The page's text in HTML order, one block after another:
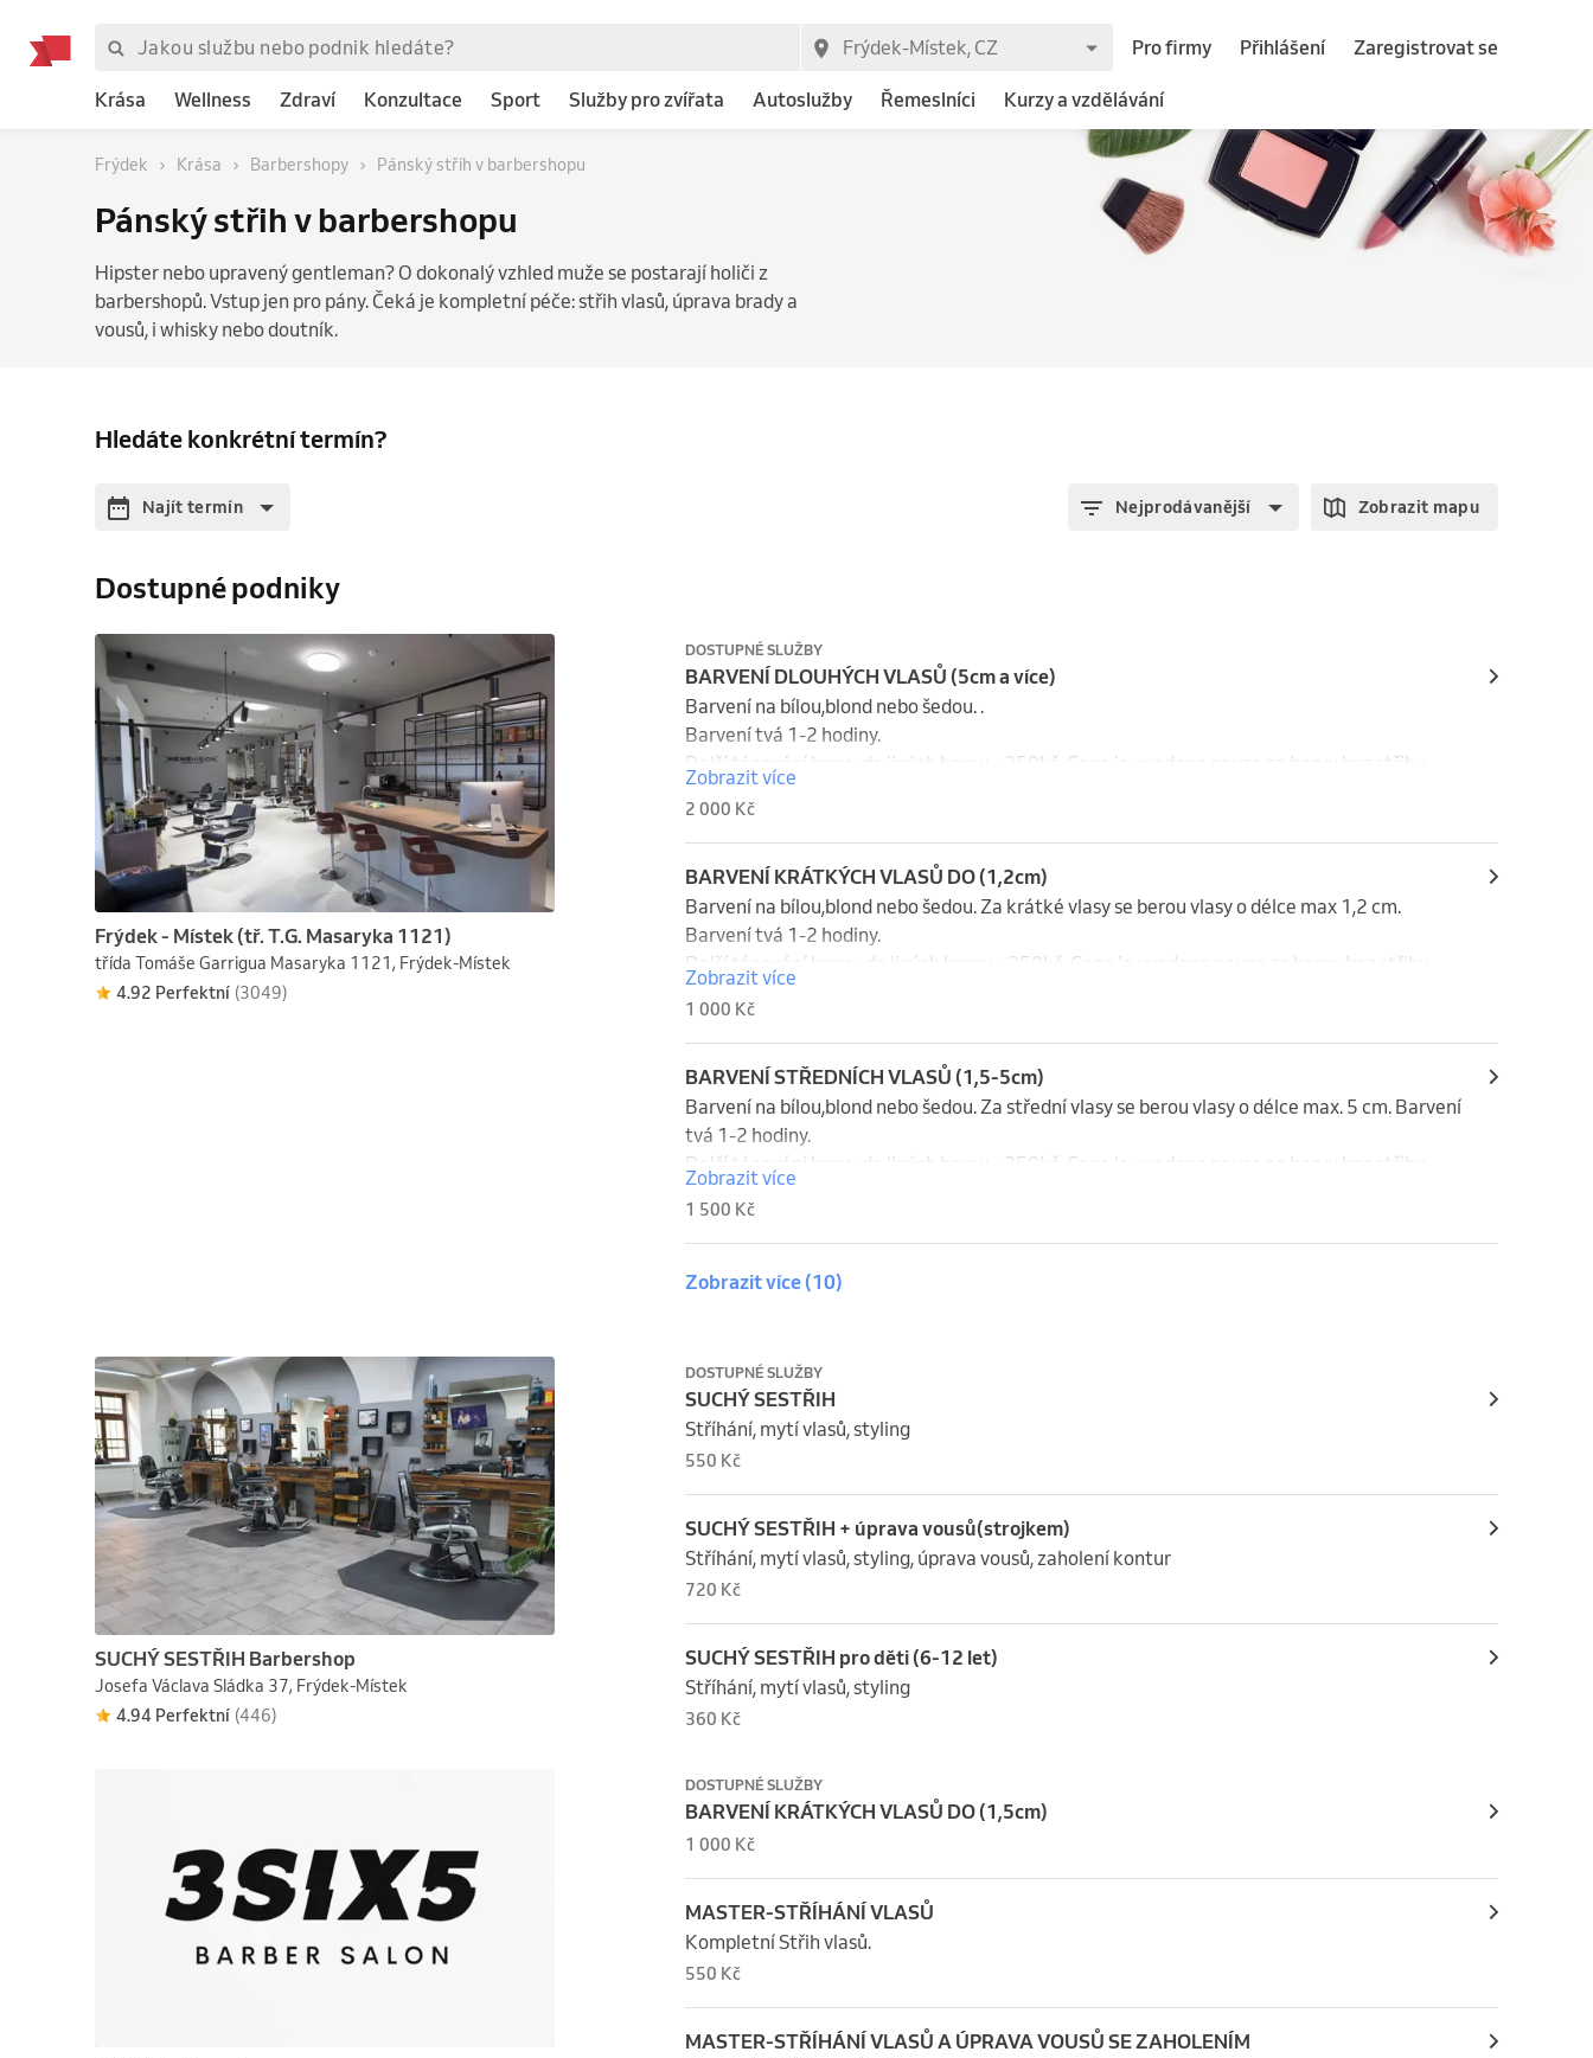
Pro firmy Přihlášení Zaregistrovat se
Krása Wellness Zdraví Konzultace Sport Služby pro zvířata Autoslužby Řemeslníci Kurzy a vzdělávání
Frýdek Krása Barbershopy Pánský střih v barbershopu
Pánský střih v barbershopu
Hipster nebo upravený gentleman? O dokonalý vzhled muže se postarají holiči z
barbershopů. Vstup jen pro pány. Čeká je kompletní péče: střih vlasů, úprava brady a
vousů, i whisky nebo doutník.
Hledáte konkrétní termín?
Najít termín Nejprodávanější Zobrazit mapu
Dostupné podniky
Frýdek - Místek (tř. T.G. Masaryka 1121)
třída Tomáše Garrigua Masaryka 1121, Frýdek-Místek
4.92 Perfektní (3049)
DOSTUPNÉ SLUŽBY
BARVENÍ DLOUHÝCH VLASŮ (5cm a více)
Barvení na bílou,blond nebo šedou. .
Barvení tvá 1-2 hodiny.
Další tónování barvy do jiných barev +250kč. Cena je uvedena pouze za barvu bez střihu.
Zobrazit více
2 000 Kč
BARVENÍ KRÁTKÝCH VLASŮ DO (1,2cm)
Barvení na bílou,blond nebo šedou. Za krátké vlasy se berou vlasy o délce max 1,2 cm.
Barvení tvá 1-2 hodiny.
Další tónování barvy  do jiných barev +250kč. Cena je uvedena pouze za barvu bez střihu.
1 000 Kč
Zobrazit více
1 000 Kč
BARVENÍ STŘEDNÍCH VLASŮ (1,5-5cm)
Barvení na bílou,blond nebo šedou. Za střední vlasy se berou vlasy o délce max. 5 cm. Barvení
tvá 1-2 hodiny.
Další tónování barvy do jiných barev +250kč. Cena je uvedena pouze za barvu bez střihu.
Zobrazit více
1 500 Kč
Zobrazit více(10)
SUCHÝ SESTŘIH Barbershop
Josefa Václava Sládka 37, Frýdek-Místek
4.94 Perfektní (446)
DOSTUPNÉ SLUŽBY
SUCHÝ SESTŘIH
Stříhání, mytí vlasů, styling
550 Kč
SUCHÝ SESTŘIH + úprava vousů(strojkem)
Stříhání, mytí vlasů, styling, úprava vousů, zaholení kontur
720 Kč
SUCHÝ SESTŘIH pro děti (6-12 let)
Stříhání, mytí vlasů, styling
360 Kč
DOSTUPNÉ SLUŽBY
BARVENÍ KRÁTKÝCH VLASŮ DO (1,5cm)
1 000 Kč
MASTER-STŘÍHÁNÍ VLASŮ
Kompletní Střih vlasů.
550 Kč
MASTER-STŘÍHÁNÍ VLASŮ A ÚPRAVA VOUSŮ SE ZAHOLENÍM